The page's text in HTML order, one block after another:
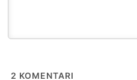
2 KOMENTARI